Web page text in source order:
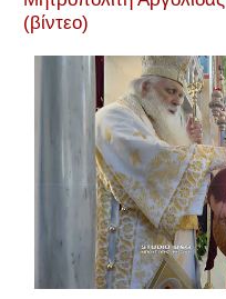
(βίντεο)